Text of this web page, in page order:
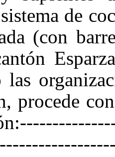
de
(con
las
procede